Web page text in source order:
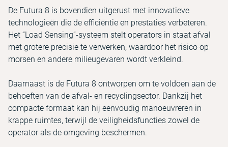
De Futura 8 is bovendien uitgerust met innovatieve
technologieën die de efficiëntie en prestaties verbeteren.
Het “Load Sensing”-systeem stelt operators in staat afval
met grotere precisie te verwerken, waardoor het risico op
morsen en andere milieugevaren wordt verkleind.
Daarnaast is de Futura 8 ontworpen om te voldoen aan de
behoeften van de afval- en recyclingsector. Dankzij het
compacte formaat kan hij eenvoudig manoeuvreren in
krappe ruimtes, terwijl de veiligheids­functies zowel de
operator als de omgeving beschermen.